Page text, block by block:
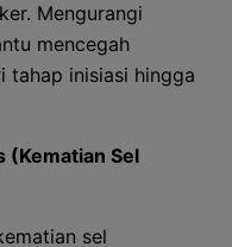
Mengurangi
mencegah
tahap inisiasi hingga
(Kematian Sel
sel